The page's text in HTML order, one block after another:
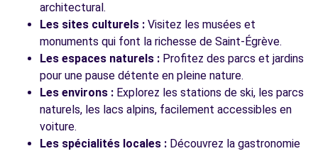
architectural.
Les sites culturels : Visitez les musées et
monuments qui font la richesse de Saint-Égrève.
Les espaces naturels : Profitez des parcs et jardins
pour une pause détente en pleine nature.
Les environs : Explorez les stations de ski, les parcs
naturels, les lacs alpins, facilement accessibles en
voiture.
Les spécialités locales : Découvrez la gastronomie